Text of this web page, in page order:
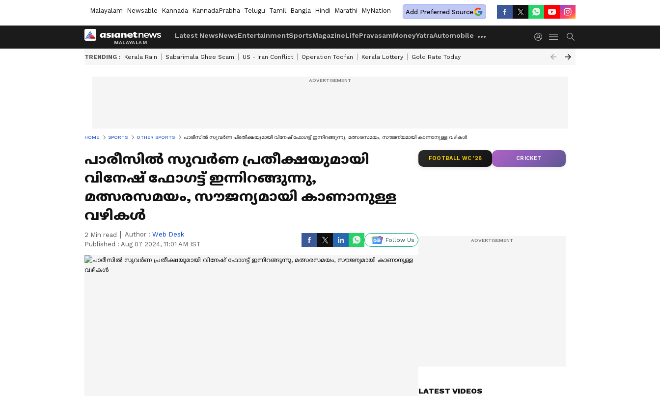
Malayalam Newsable Kannada KannadaPrabha Telugu Tamil Bangla Hindi Marathi MyNation Add Preferred Source
Latest NewsNewsEntertainmentSportsMagazineLifePravasamMoneyYatraAutomobile
TRENDING : Kerala Rain Sabarimala Ghee Scam US - Iran Conflict Operation Toofan Kerala Lottery Gold Rate Today
HOME SPORTS OTHER SPORTS പാരീസില്‍ സുവര്‍ണ പ്രതീക്ഷയുമായി വിനേഷ് ഫോഗട്ട് ഇന്നിറങ്ങുന്നു, മത്സരസമയം, സൗജന്യമായി കാണാനുള്ള വഴികള്‍
പാരീസില്‍ സുവര്‍ണ പ്രതീക്ഷയുമായി
വിനേഷ് ഫോഗട്ട് ഇന്നിറങ്ങുന്നു,
മത്സരസമയം, സൗജന്യമായി കാണാനുള്ള
വഴികള്‍
2 Min read Author : Web Desk
Published : Aug 07 2024, 11:01 AM IST
Follow Us
FOOTBALL WC '26 CRICKET
LATEST VIDEOS